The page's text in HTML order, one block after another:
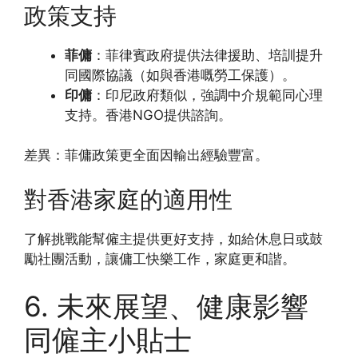
政策支持
菲傭：菲律賓政府提供法律援助、培訓提升
同國際協議（如與香港嘅勞工保護）。
印傭：印尼政府類似，強調中介規範同心理
支持。香港NGO提供諮詢。
差異：菲傭政策更全面因輸出經驗豐富。
對香港家庭的適用性
了解挑戰能幫僱主提供更好支持，如給休息日或鼓
勵社團活動，讓傭工快樂工作，家庭更和諧。
6. 未來展望、健康影響
同僱主小貼士